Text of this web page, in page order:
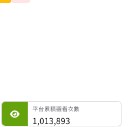
平台累積觀看次數
1,013,893